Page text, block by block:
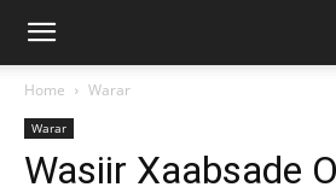
Home Warar
Warar
Wasiir Xaabsade